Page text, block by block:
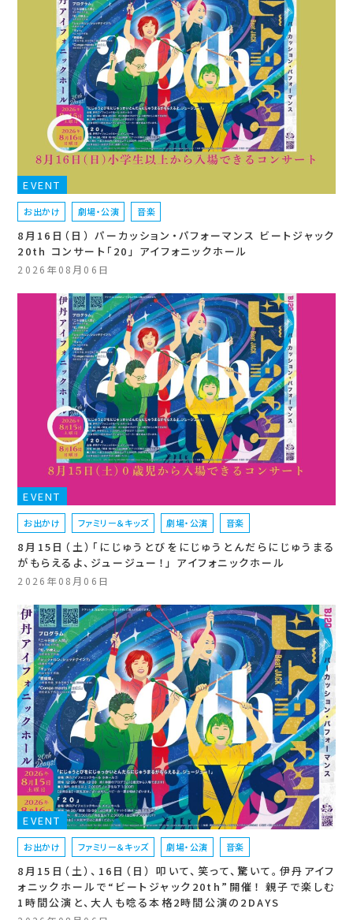
EVENT
お出かけ 劇場・公演 音楽
8月16日（日） パーカッション・パフォーマンス ビートジャック
20th コンサート「20」 アイフォニックホール
2026年08月06日
EVENT
お出かけ ファミリー＆キッズ 劇場・公演 音楽
8月15日（土）「にじゅうとびをにじゅうとんだらにじゅうまる
がもらえるよ、ジュージュー！」 アイフォニックホール
2026年08月06日
EVENT
お出かけ ファミリー＆キッズ 劇場・公演 音楽
8月15日（土）、16日（日） 叩いて、笑って、驚いて。伊丹アイフ
ォニックホールで“ビートジャック20th”開催！ 親子で楽しむ
1時間公演と、大人も唸る本格2時間公演の2DAYS